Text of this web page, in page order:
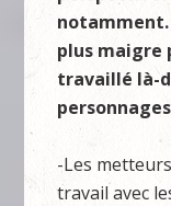
notamment.
plus maigre
travaillé là-
-Les
travail avec